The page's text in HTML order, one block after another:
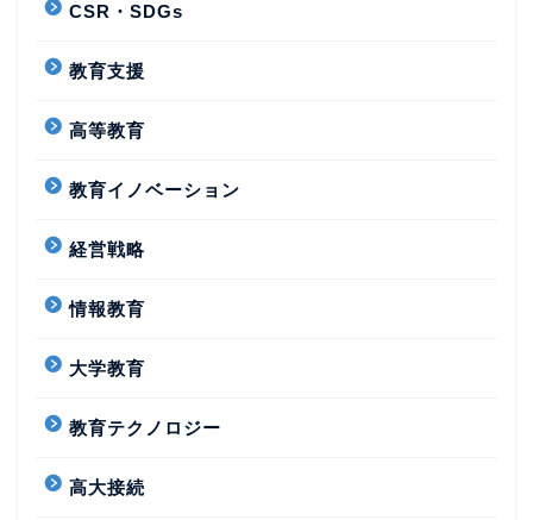
CSR・SDGs
教育支援
高等教育
教育イノベーション
経営戦略
情報教育
大学教育
教育テクノロジー
高大接続